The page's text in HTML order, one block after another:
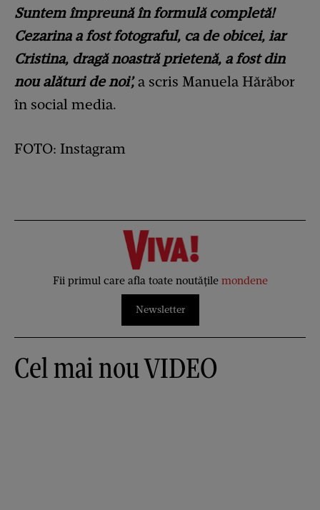
Suntem împreună în formulă completă!
Cezarina a fost fotograful, ca de obicei, iar
Cristina, dragă noastră prietenă, a fost din
nou alături de noi’,a scris Manuela Hărăbor
în social media.
FOTO: Instagram
Fii primul care afla toate noutățile mondene
Newsletter
Cel mai nou VIDEO